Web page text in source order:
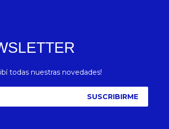
todas nuestras novedades!
SUSCRIBIRME